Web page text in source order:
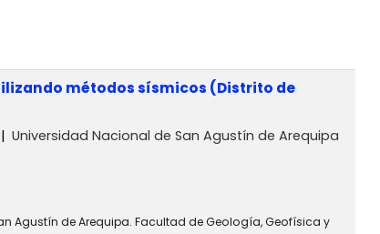
métodos sísmicos (Distrito de
Universidad Nacional de San Agustín de Arequipa
Agustín de Arequipa. Facultad de Geología, Geofísica y